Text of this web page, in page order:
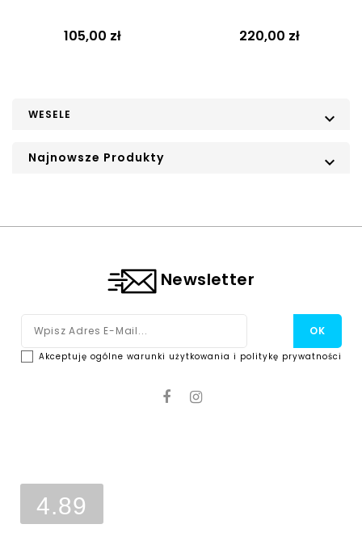
Cena
105,00 zł Cena
220,00 zł
WESELE 
Najnowsze Produkty 
Newsletter
Akceptuję ogólne warunki użytkowania i politykę prywatności
4.89